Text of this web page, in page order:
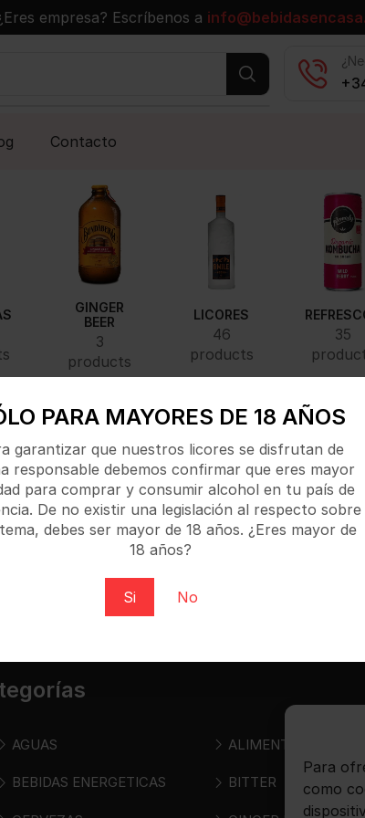
Para
como
PARA MAYORES DE 18 AÑOS
garantizar que nuestros licores se disfrutan de
responsable debemos confirmar que eres mayor
para comprar y consumir alcohol en tu país de
De no existir una legislación al respecto sobre
debes ser mayor de 18 años. ¿Eres mayor de
18 años?
Si No
empresa? Escríbenos a
Contacto
GINGER
BEER
3
products
LICORES
46
products
35
AGUAS ALIMENTOS
BEBIDAS ENERGETICAS BITTER